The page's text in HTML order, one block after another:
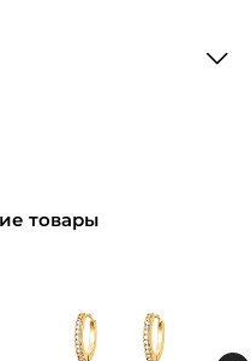
товары